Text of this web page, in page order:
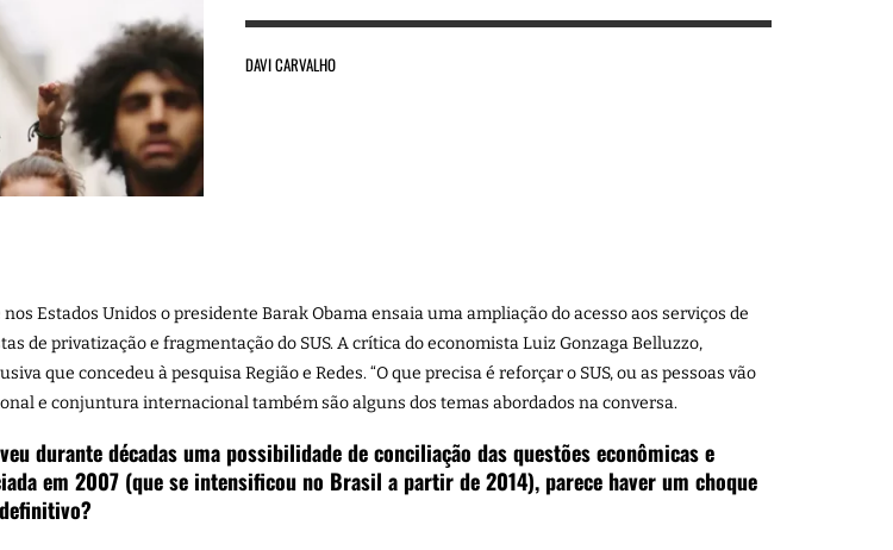
DAVI CARVALHO
Estados Unidos o presidente Barak Obama ensaia uma ampliação do acesso aos serviços de
de privatização e fragmentação do SUS. A crítica do economista Luiz Gonzaga Belluzzo,
que concedeu à pesquisa Região e Redes. “O que precisa é reforçar o SUS, ou as pessoas vão
e conjuntura internacional também são alguns dos temas abordados na conversa.
durante décadas uma possibilidade de conciliação das questões econômicas e
em 2007 (que se intensificou no Brasil a partir de 2014), parece haver um choque